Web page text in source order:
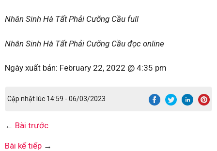
Nhân Sinh Hà Tất Phải Cưỡng Cầu full
Nhân Sinh Hà Tất Phải Cưỡng Cầu đọc online
Ngày xuất bản: February 22, 2022 @ 4:35 pm
Cập nhật lúc 14:59 - 06/03/2023
← Bài trước
Bài kế tiếp →